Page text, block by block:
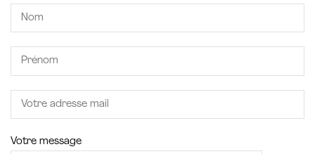
Votre message